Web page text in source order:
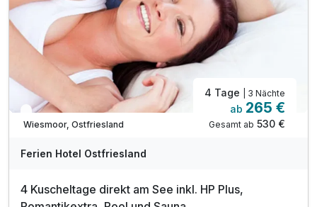
In 2 Wochen wieder frei
Wiesmoor, Ostfriesland
4 Tage | 3 Nächte
ab 265 €
Gesamt ab 530 €
Ferien Hotel Ostfriesland
4 Kuscheltage direkt am See inkl. HP Plus,